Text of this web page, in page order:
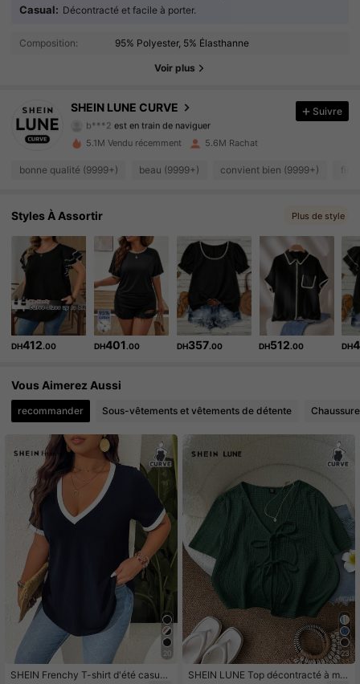
Casual: Décontracté et facile à porter.
Composition: 95% Polyester, 5% Élasthanne
Voir plus
SHEIN LUNE CURVE
b***2 est en train de naviguer
4.89 450K Suiveurs
4.89
4.89 450K Suiveurs
4.89 450K Suiveurs
4.89 450K Suiveurs
4.89
Suivre
5.1M Vendu récemment 5.6M Rachat
bonne qualité (9999+) beau (9999+) convient bien (9999+)
Styles À Assortir Plus de style
DH412.00 DH401.00 DH357.00 DH512.00 DH
Vous Aimerez Aussi
recommander Sous-vêtements et vêtements de détente
20
SHEIN Frenchy T-shirt d'été casual
23
SHEIN LUNE Top décontracté à ma